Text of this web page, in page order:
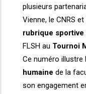
plusieurs
Vienne, le CNRS
rubrique sportive
FLSH au Tournoi
Ce numéro illustre
humaine de la
son engagement